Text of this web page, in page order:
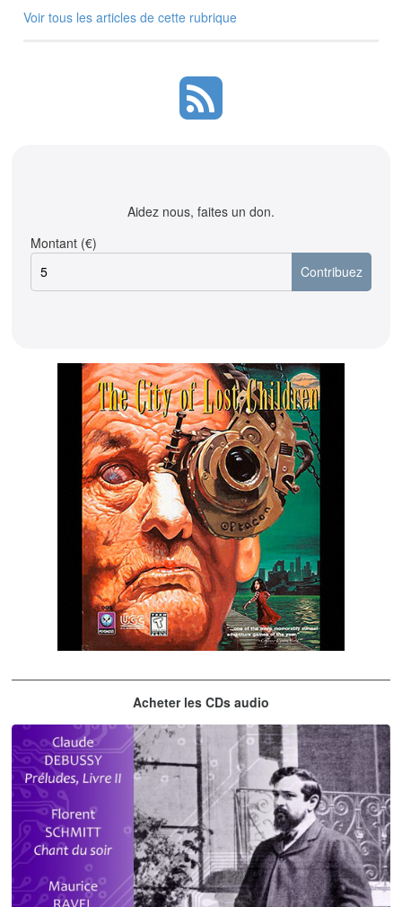
Voir tous les articles de cette rubrique
Aidez nous, faites un don.
Montant (€)
The City of Lost Children
Acheter les CDs audio